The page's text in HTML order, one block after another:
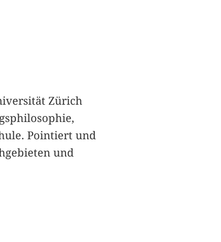
Zürich
Pointiert und
und